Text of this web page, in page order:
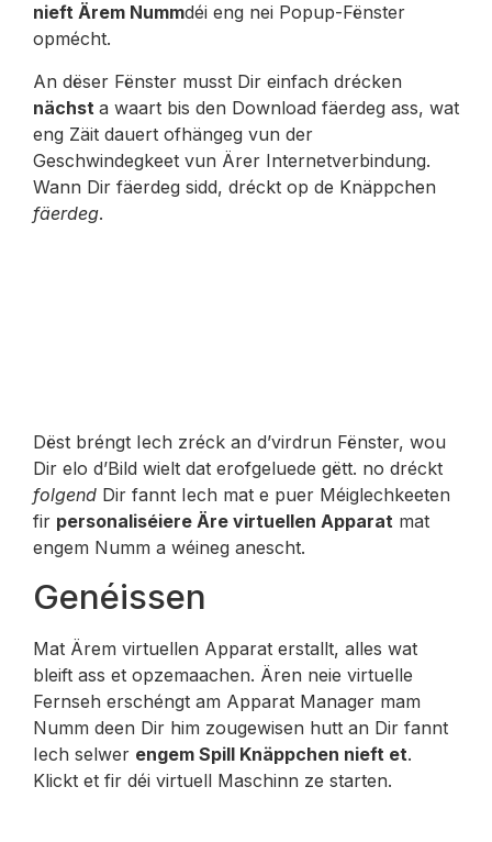
nieft Ärem Nummdéi eng nei Popup-Fënster
opmécht.
An dëser Fënster musst Dir einfach drécken
nächst a waart bis den Download fäerdeg ass, wat
eng Zäit dauert ofhängeg vun der
Geschwindegkeet vun Ärer Internetverbindung.
Wann Dir fäerdeg sidd, dréckt op de Knäppchen
fäerdeg.
Dëst bréngt Iech zréck an d’virdrun Fënster, wou
Dir elo d’Bild wielt dat erofgeluede gëtt. no dréckt
folgend Dir fannt Iech mat e puer Méiglechkeeten
fir personaliséiere Äre virtuellen Apparat mat
engem Numm a wéineg anescht.
Genéissen
Mat Ärem virtuellen Apparat erstallt, alles wat
bleift ass et opzemaachen. Ären neie virtuelle
Fernseh erschéngt am Apparat Manager mam
Numm deen Dir him zougewisen hutt an Dir fannt
Iech selwer engem Spill Knäppchen nieft et.
Klickt et fir déi virtuell Maschinn ze starten.